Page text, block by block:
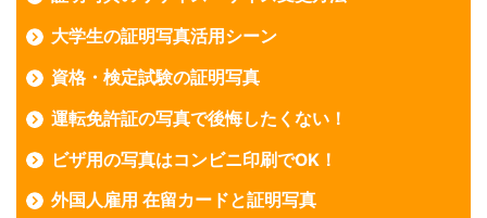
大学生の証明写真活用シーン
資格・検定試験の証明写真
運転免許証の写真で後悔したくない！
ビザ用の写真はコンビニ印刷でOK！
外国人雇用 在留カードと証明写真